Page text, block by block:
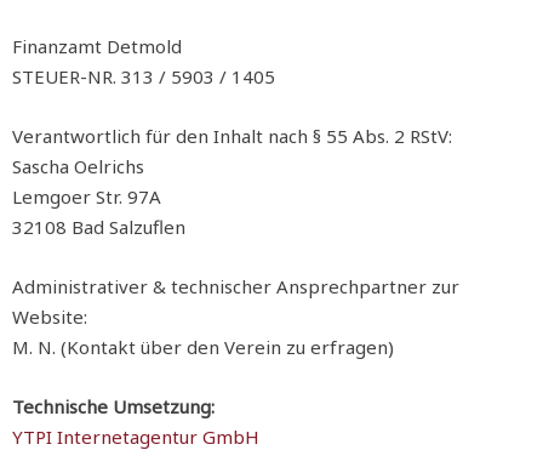
Finanzamt Detmold
STEUER-NR. 313 / 5903 / 1405
Verantwortlich für den Inhalt nach § 55 Abs. 2 RStV:
Sascha Oelrichs
Lemgoer Str. 97A
32108 Bad Salzuflen
Administrativer & technischer Ansprechpartner zur
Website:
M. N. (Kontakt über den Verein zu erfragen)
Technische Umsetzung:
YTPI Internetagentur GmbH